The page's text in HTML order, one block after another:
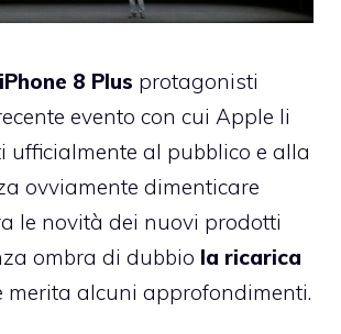
8 Plus protagonisti
evento con cui Apple li
ufficialmente al pubblico e alla
ovviamente dimenticare
le novità dei nuovi prodotti
ombra di dubbio la ricarica
merita alcuni approfondimenti.